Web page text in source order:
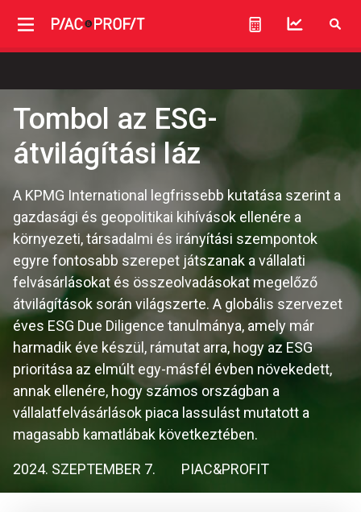
Tombol az ESG-
átvilágítási láz
A KPMG International legfrissebb kutatása szerint a
gazdasági és geopolitikai kihívások ellenére a
környezeti, társadalmi és irányítási szempontok
egyre fontosabb szerepet játszanak a vállalati
felvásárlásokat és összeolvadásokat megelőző
átvilágítások során világszerte. A globális szervezet
éves ESG Due Diligence tanulmánya, amely már
harmadik éve készül, rámutat arra, hogy az ESG
prioritása az elmúlt egy-másfél évben növekedett,
annak ellenére, hogy számos országban a
vállalatfelvásárlások piaca lassulást mutatott a
magasabb kamatlábak következtében.
2024. SZEPTEMBER 7. PIAC&PROFIT